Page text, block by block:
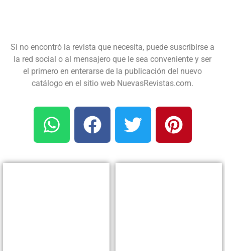
Si no encontró la revista que necesita, puede suscribirse a
la red social o al mensajero que le sea conveniente y ser
el primero en enterarse de la publicación del nuevo
catálogo en el sitio web NuevasRevistas.com.